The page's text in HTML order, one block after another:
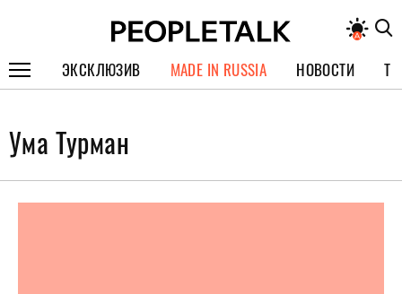
ЭКСКЛЮЗИВ
СПЕЦПРОЕКТЫ
ИНТЕРВЬЮ
MADE IN RUSSIA НОВОСТИ
Ума Турман